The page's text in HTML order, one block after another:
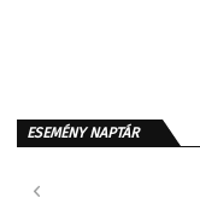
ESEMÉNY NAPTÁR